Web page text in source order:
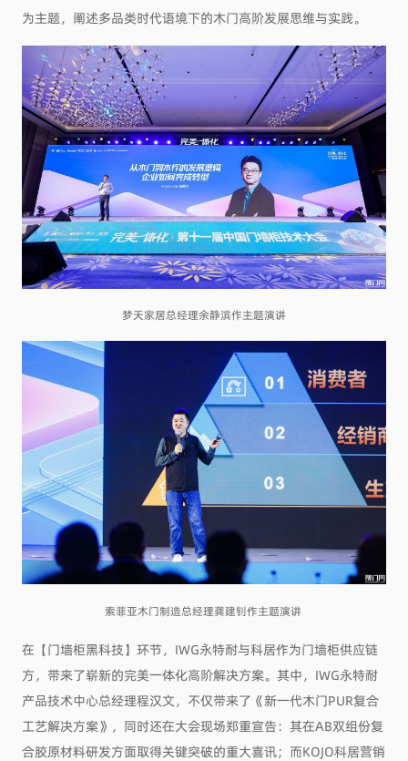
为主题，阐述多品类时代语境下的木门高阶发展思维与实践。
梦天家居总经理余静滨作主题演讲
索菲亚木门制造总经理龚建钊作主题演讲
在【门墙柜黑科技】环节，IWG永特耐与科居作为门墙柜供应链
方，带来了崭新的完美一体化高阶解决方案。其中，IWG永特耐
产品技术中心总经理程汉文，不仅带来了《新一代木门PUR复合
工艺解决方案》，同时还在大会现场郑重宣告：其在AB双组份复
合胶原材料研发方面取得关键突破的重大喜讯；而KOJO科居营销